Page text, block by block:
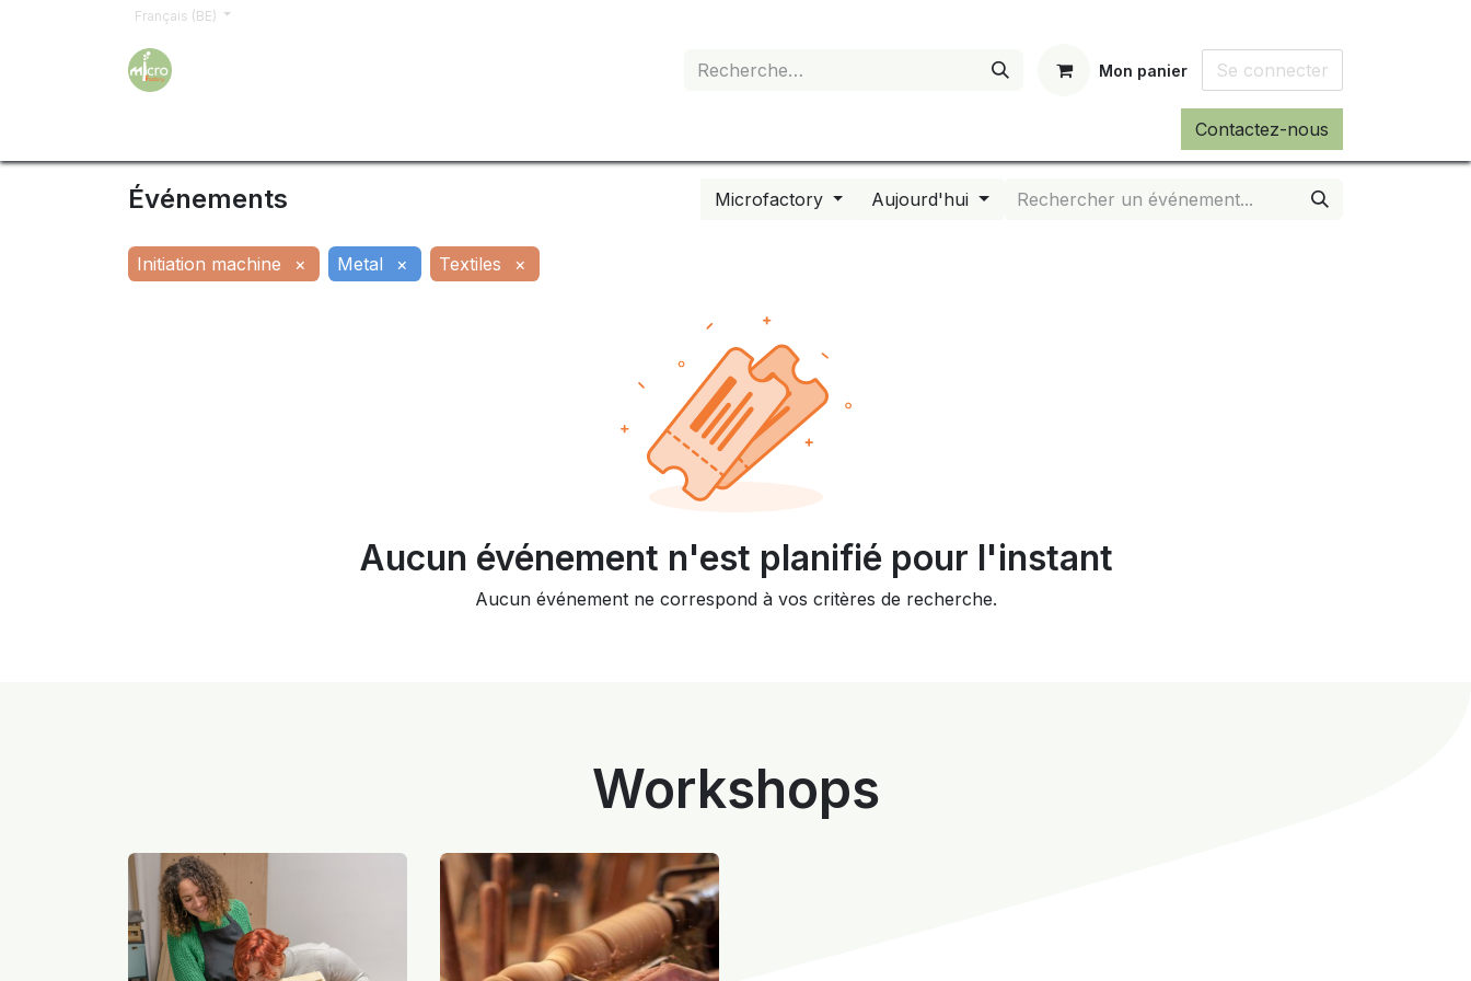
Français (BE)
Mon panier Se connecter
Contactez-nous
Événements Microfactory Aujourd'hui
Initiation machine × Metal × Textiles ×
Aucun événement n'est planifié pour l'instant
Aucun événement ne correspond à vos critères de recherche.
Workshops